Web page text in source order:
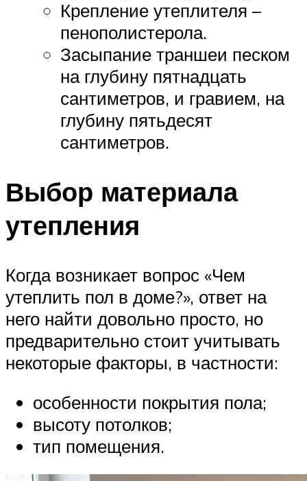
Крепление утеплителя –
пенополистерола.
Засыпание траншеи песком
на глубину пятнадцать
сантиметров, и гравием, на
глубину пятьдесят
сантиметров.
Выбор материала
утепления
Когда возникает вопрос «Чем
утеплить пол в доме?», ответ на
него найти довольно просто, но
предварительно стоит учитывать
некоторые факторы, в частности:
особенности покрытия пола;
высоту потолков;
тип помещения.